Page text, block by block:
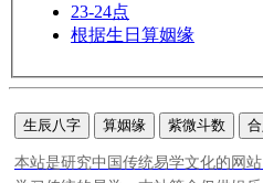
23-24点
根据生日算姻缘
生辰八字 算姻缘 紫微斗数
本站是研究中国传统易学文化的网